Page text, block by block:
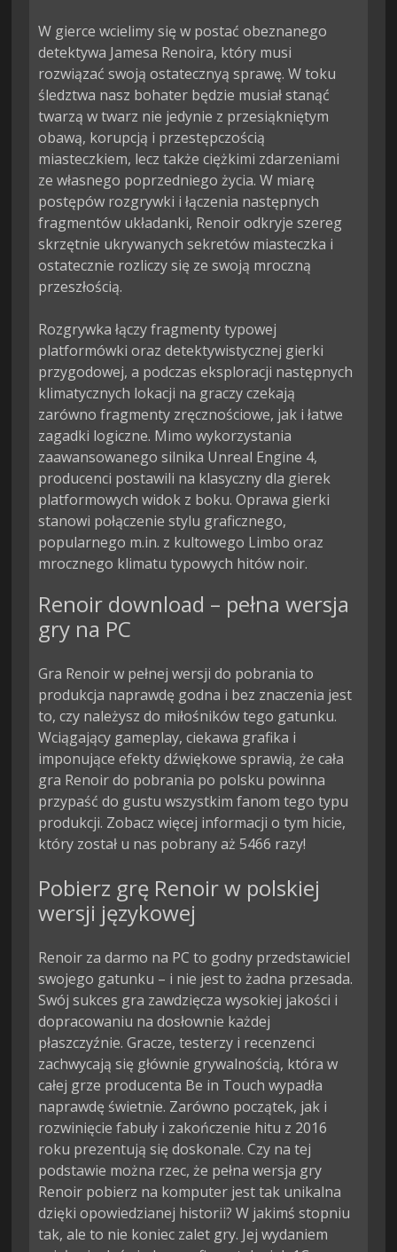
W gierce wcielimy się w postać obeznanego
detektywa Jamesa Renoira, który musi
rozwiązać swoją ostatecznyą sprawę. W toku
śledztwa nasz bohater będzie musiał stanąć
twarzą w twarz nie jedynie z przesiąkniętym
obawą, korupcją i przestępczością
miasteczkiem, lecz także ciężkimi zdarzeniami
ze własnego poprzedniego życia. W miarę
postępów rozgrywki i łączenia następnych
fragmentów układanki, Renoir odkryje szereg
skrzętnie ukrywanych sekretów miasteczka i
ostatecznie rozliczy się ze swoją mroczną
przeszłością.
Rozgrywka łączy fragmenty typowej
platformówki oraz detektywistycznej gierki
przygodowej, a podczas eksploracji następnych
klimatycznych lokacji na graczy czekają
zarówno fragmenty zręcznościowe, jak i łatwe
zagadki logiczne. Mimo wykorzystania
zaawansowanego silnika Unreal Engine 4,
producenci postawili na klasyczny dla gierek
platformowych widok z boku. Oprawa gierki
stanowi połączenie stylu graficznego,
popularnego m.in. z kultowego Limbo oraz
mrocznego klimatu typowych hitów noir.
Renoir download – pełna wersja
gry na PC
Gra Renoir w pełnej wersji do pobrania to
produkcja naprawdę godna i bez znaczenia jest
to, czy należysz do miłośników tego gatunku.
Wciągający gameplay, ciekawa grafika i
imponujące efekty dźwiękowe sprawią, że cała
gra Renoir do pobrania po polsku powinna
przypaść do gustu wszystkim fanom tego typu
produkcji. Zobacz więcej informacji o tym hicie,
który został u nas pobrany aż 5466 razy!
Pobierz grę Renoir w polskiej
wersji językowej
Renoir za darmo na PC to godny przedstawiciel
swojego gatunku – i nie jest to żadna przesada.
Swój sukces gra zawdzięcza wysokiej jakości i
dopracowaniu na dosłownie każdej
płaszczyźnie. Gracze, testerzy i recenzenci
zachwycają się głównie grywalnością, która w
całej grze producenta Be in Touch wypadła
naprawdę świetnie. Zarówno początek, jak i
rozwinięcie fabuły i zakończenie hitu z 2016
roku prezentują się doskonale. Czy na tej
podstawie można rzec, że pełna wersja gry
Renoir pobierz na komputer jest tak unikalna
dzięki opowiedzianej historii? W jakimś stopniu
tak, ale to nie koniec zalet gry. Jej wydaniem